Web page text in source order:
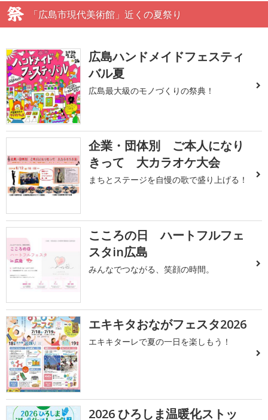
「広島市現代美術館」近くの夏祭り
広島ハンドメイドフェスティ
バル夏
広島最大級のモノづくりの祭典！
企業・団体別 ご本人になり
きって 大カラオケ大会
まちとステージを自慢の歌で盛り上げる！
こころの日 ハートフルフェ
スタin広島
みんなでつながる、笑顔の時間。
エキキタおながフェスタ2026
エキキターレで夏の一日を楽しもう！
2026 ひろしま温暖化ストッ